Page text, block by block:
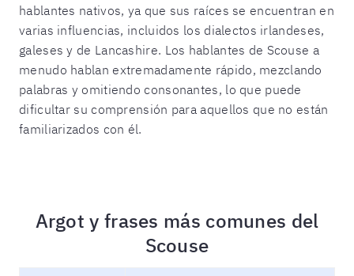
hablantes nativos, ya que sus raíces se encuentran en
varias influencias, incluidos los dialectos irlandeses,
galeses y de Lancashire. Los hablantes de Scouse a
menudo hablan extremadamente rápido, mezclando
palabras y omitiendo consonantes, lo que puede
dificultar su comprensión para aquellos que no están
familiarizados con él.
Argot y frases más comunes del
Scouse